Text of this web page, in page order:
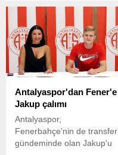
Antalyaspor'dan Fener'e
Jakup çalımı
Antalyaspor,
Fenerbahçe'nin de transfer
gündeminde olan Jakup'u